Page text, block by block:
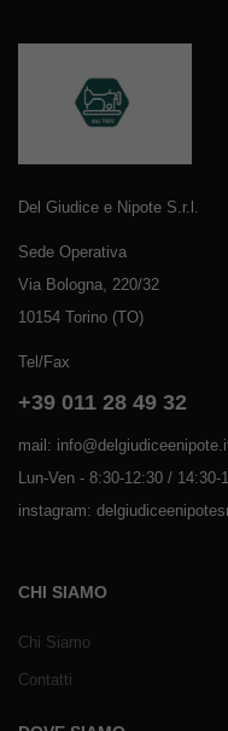
Del Giudice e Nipote S.r.l.
Sede Operativa
Via Bologna, 220/32
10154 Torino (TO)
Tel/Fax
+39 011 28 49 32
mail:
Lun-Ven - 8:30-12:30 / 14:30-
instagram:
CHI SIAMO
Chi Siamo
Contatti